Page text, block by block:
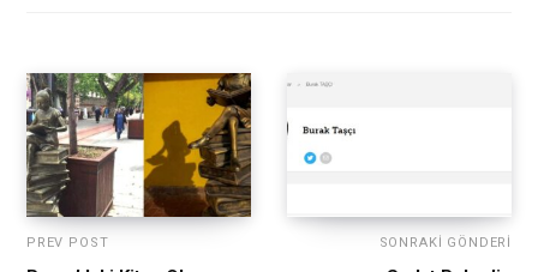
PREV POST SONRAKI GÖNDERI